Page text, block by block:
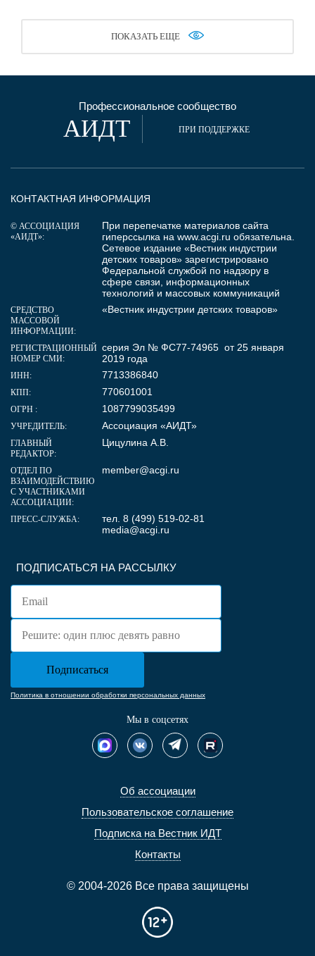
ПОКАЗАТЬ ЕЩЕ
Профессиональное сообщество
АИДТ ПРИ ПОДДЕРЖКЕ
Об ассоциации
Пользовательское соглашение
Подписка на Вестник ИДТ
Контакты
© 2004-2026 Все права защищены
ПОДПИСАТЬСЯ НА РАССЫЛКУ
Политика в отношении обработки персональных данных
Мы в соцсетях
КОНТАКТНАЯ ИНФОРМАЦИЯ
© АССОЦИАЦИЯ
«АИДТ»:
При перепечатке материалов сайта
гиперссылка на www.acgi.ru обязательна.
Сетевое издание «Вестник индустрии
детских товаров» зарегистрировано
Федеральной службой по надзору в
сфере связи, информационных
технологий и массовых коммуникаций
СРЕДСТВО
МАССОВОЙ
ИНФОРМАЦИИ:
«Вестник индустрии детских товаров»
РЕГИСТРАЦИОННЫЙ
НОМЕР СМИ:
серия Эл № ФС77-74965 от 25 января
2019 года
ИНН: 7713386840
КПП: 770601001
ОГРН : 1087799035499
УЧРЕДИТЕЛЬ: Ассоциация «АИДТ»
ГЛАВНЫЙ
РЕДАКТОР:
Цицулина А.В.
ОТДЕЛ ПО
ВЗАИМОДЕЙСТВИЮ
С УЧАСТНИКАМИ
АССОЦИАЦИИ:
member@acgi.ru
ПРЕСС-СЛУЖБА:
тел. 8 (499) 519-02-81
media@acgi.ru